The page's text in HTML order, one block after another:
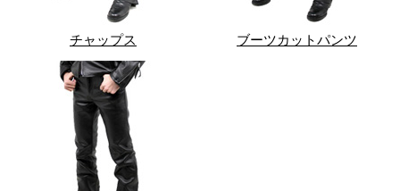
チャップス ブーツカットパンツ